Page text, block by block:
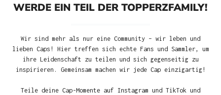
WERDE EIN TEIL DER TOPPERZFAMILY!
Wir sind mehr als nur eine Community – wir leben und
lieben Caps! Hier treffen sich echte Fans und Sammler, um
ihre Leidenschaft zu teilen und sich gegenseitig zu
inspirieren. Gemeinsam machen wir jede Cap einzigartig!
Teile deine Cap-Momente auf Instagram und TikTok und